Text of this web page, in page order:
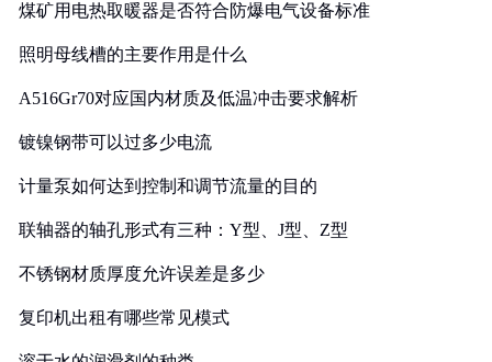
煤矿用电热取暖器是否符合防爆电气设备标准
照明母线槽的主要作用是什么
A516Gr70对应国内材质及低温冲击要求解析
镀镍钢带可以过多少电流
计量泵如何达到控制和调节流量的目的
联轴器的轴孔形式有三种：Y型、J型、Z型
不锈钢材质厚度允许误差是多少
复印机出租有哪些常见模式